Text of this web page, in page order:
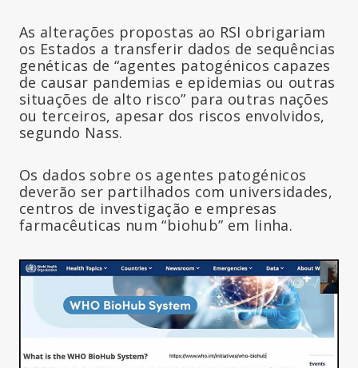
As alterações propostas ao RSI obrigariam
os Estados a transferir dados de sequências
genéticas de “agentes patogénicos capazes
de causar pandemias e epidemias ou outras
situações de alto risco” para outras nações
ou terceiros, apesar dos riscos envolvidos,
segundo Nass.
Os dados sobre os agentes patogénicos
deverão ser partilhados com universidades,
centros de investigação e empresas
farmacêuticas num “biohub” em linha.